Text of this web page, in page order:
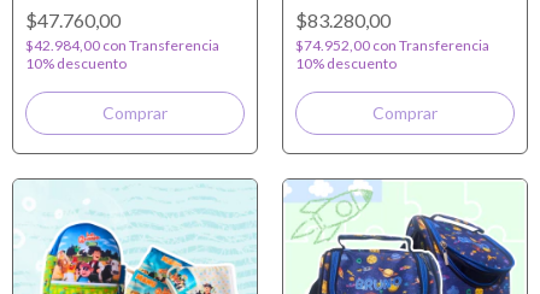
$47.760,00
$42.984,00 con Transferencia
10% descuento
$83.280,00
$74.952,00 con Transferencia
10% descuento